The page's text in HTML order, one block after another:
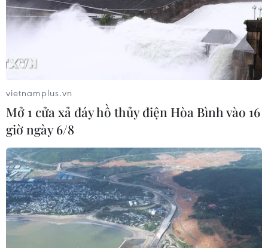
Cận cảnh vụ cháy xưởng tái chế
phế thải tại Hưng Yên
28/06/2025 10:33
Vào khoảng 13 giờ 30 phút ngày 28/6, một vụ hỏa hoạn
lớn đã xảy ra tại xưởng tái chế phế thải, tại thôn Ao, xã
Minh Hải, huyện Văn Lâm (Hưng Yên).
vietnamplus.vn
Mở 1 cửa xả đáy hồ thủy điện Hòa Bình vào 16
giờ ngày 6/8